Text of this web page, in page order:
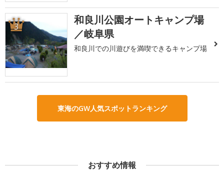
3
和良川公園オートキャンプ場
／岐阜県
和良川での川遊びを満喫できるキャンプ場
東海のGW人気スポットランキング
おすすめ情報